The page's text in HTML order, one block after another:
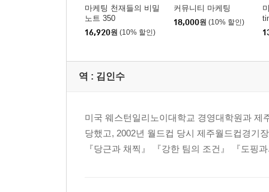
마케팅 천재들의 비밀
노트 350
16,920원 (10% 할인)
커뮤니티 마케팅
18,000원 (10% 할인)
역 : 김인수
미국 웨스턴일리노이대학교 경영대학원과
당했고, 2002년 월드컵 당시 제주월드컵경기
『당근과 채찍』 『강한 팀의 조건』 『도핑